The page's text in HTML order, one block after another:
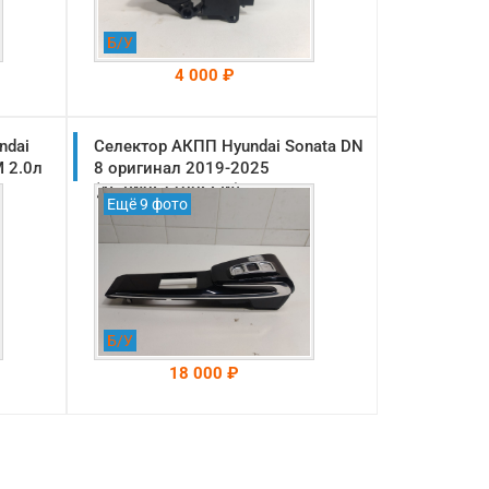
Б/У
4 000 ₽
На складе: Раменское
-->
2.0л
Селектор АКПП Hyundai Sonata DN
8 оригинал 2019-2025
(467W0L1100SSW)
Ещё 9 фото
Б/У
18 000 ₽